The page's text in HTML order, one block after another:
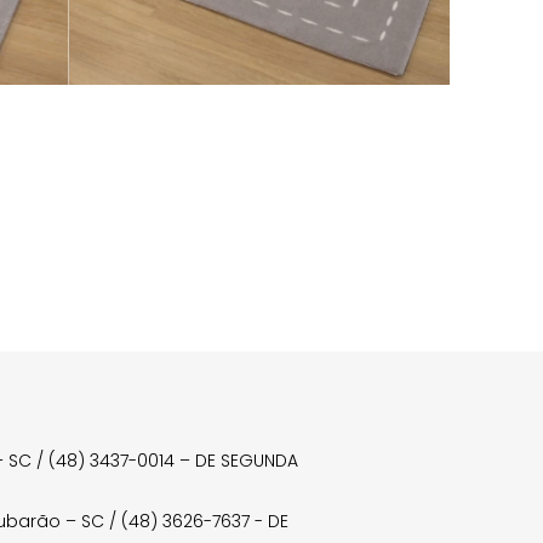
/ (48) 3437-0014 – DE SEGUNDA
– SC / (48) 3626-7637 - DE